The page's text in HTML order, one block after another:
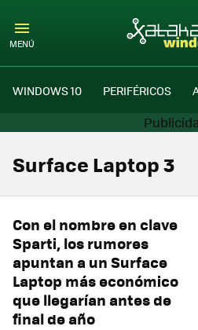
MENÚ
WINDOWS 10 PERIFÉRICOS
Surface Laptop 3
Con el nombre en clave
Sparti, los rumores
apuntan a un Surface
Laptop más económico
que llegarían antes de
final de año